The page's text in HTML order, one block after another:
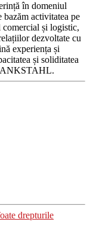
în domeniul
activitatea pe
comercial și logistic,
dezvoltate cu
experiența și
și soliditatea
drepturile